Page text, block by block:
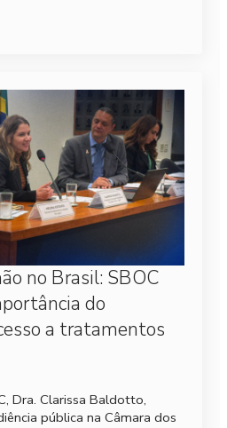
no Brasil: SBOC
do
a tratamentos
Dra. Clarissa Baldotto,
pública na Câmara dos